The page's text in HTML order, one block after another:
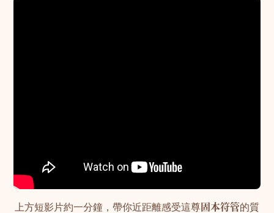
上方短影片約一分鐘，帶你近距離感受這尊 固本符管的質